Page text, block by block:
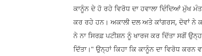
ਕਾਨੂੰਨ ਦੇ ਹੋ ਰਹੇ ਵਿਰੋਧ ਦਾ ਹਵਾਲਾ ਦਿੰਦਿਆਂ ਮੁੱਖ
ਕਰ ਰਹੇ ਹਨ। ਅਕਾਲੀ ਦਲ ਅਤੇ ਕਾਂਗਰਸ, ਦੋਵਾਂ ਨੇ
ਨੇ ਨਾ ਸਿਰਫ਼ ਪਟੀਸ਼ਨ ਨੂੰ ਖਾਰਜ ਕਰ ਦਿੱਤਾ ਸਗੋਂ
ਦਿੱਤਾ।" ਉਨ੍ਹਾਂ ਕਿਹਾ ਕਿ ਕਾਨੂੰਨ ਦਾ ਵਿਰੋਧ